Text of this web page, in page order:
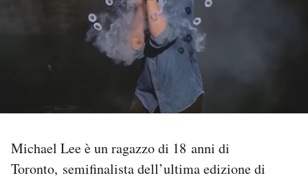
NEWSLETTER
SHOP
Michael Lee è un ragazzo di 18 anni di
Toronto, semifinalista dell’ultima edizione di